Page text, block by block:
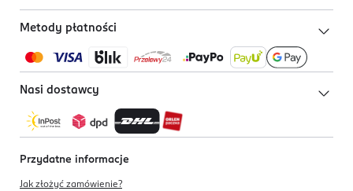
Metody płatności
Nasi dostawcy
Przydatne informacje
Jak złożyć zamówienie?